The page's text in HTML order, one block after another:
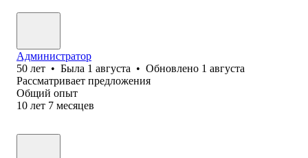
Администратор
50 лет • Была 1 августа • Обновлено 1 августа
Рассматривает предложения
Общий опыт
10 лет 7 месяцев